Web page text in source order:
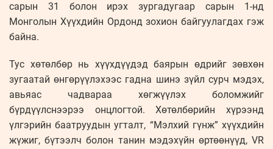
сарын 31 болон ирэх зургадугаар сарын 1-нд
Монголын Хүүхдийн Ордонд зохион байгуулагдах гэж
байна.
Тус хөтөлбөр нь хүүхдүүдэд баярын өдрийг зөвхөн
зугаатай өнгөрүүлэхээс гадна шинэ зүйл сурч мэдэх,
авьяас чадвараа хөгжүүлэх боломжийг
бүрдүүлснээрээ онцлогтой. Хөтөлбөрийн хүрээнд
үлгэрийн баатруудын угталт, “Мэлхий гүнж” хүүхдийн
жүжиг, бүтээлч болон танин мэдэхүйн өртөөнүүд, VR